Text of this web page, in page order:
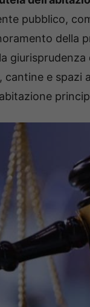
pubblico,
della
cantine e spazi